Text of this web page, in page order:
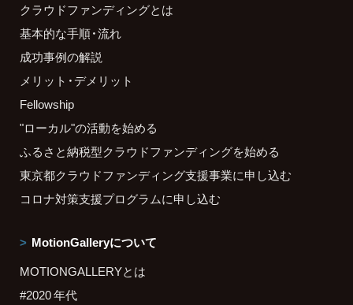
クラウドファンディングとは
基本的な手順・流れ
成功事例の解説
メリット・デメリット
Fellowship
"ローカル"の活動を始める
ふるさと納税型クラウドファンディングを始める
東京都クラウドファンディング支援事業に申し込む
コロナ対策支援プログラムに申し込む
MotionGalleryについて
MOTIONGALLERYとは
#2020 年代